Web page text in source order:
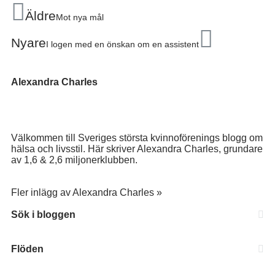
ÄldreMot nya mål
NyareI logen med en önskan om en assistent
Alexandra Charles
Välkommen till Sveriges största kvinnoförenings blogg om
hälsa och livsstil. Här skriver Alexandra Charles, grundare
av 1,6 & 2,6 miljonerklubben.
Fler inlägg av Alexandra Charles »
Sök i bloggen
Flöden